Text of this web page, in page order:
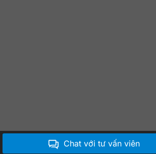
Chat với tư vấn viên